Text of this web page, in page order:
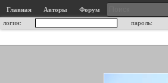
Главная Авторы
Форум
логин:
пароль: